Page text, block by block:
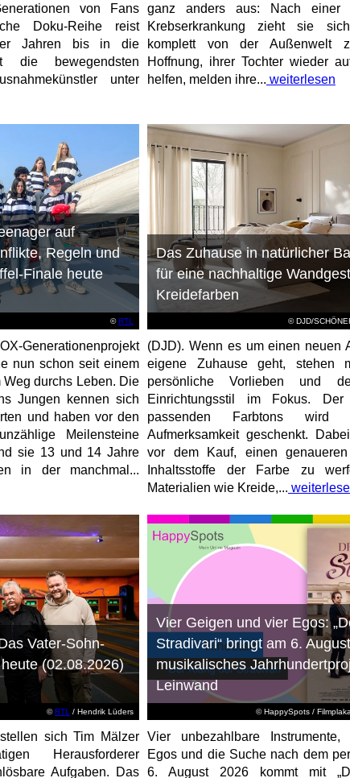
von Fans
Doku-Reihe reist
Jahren bis in die
die bewegendsten
unter
ganz anders aus: Nach einer
Krebserkrankung zieht sie
komplett von der Außenwelt
Hoffnung, ihrer Tochter wieder
helfen, melden ihre... weiterlesen
©RTL
auf
Regeln und
Finale heute
nun schon seit einem
durchs Leben. Die
Jungen kennen sich
und haben vor den
Meilensteine
sie 13 und 14 Jahre
in der manchmal...
© DJD/
Das Zuhause in natürlicher
für eine nachhaltige
Kreidefarben
(DJD). Wenn es um einen neuen
eigene Zuhause geht, stehen
persönliche Vorlieben und
Einrichtungsstil im Fokus.
passenden Farbtons wird
Aufmerksamkeit geschenkt.
vor dem Kauf, einen
Inhaltsstoffe der Farbe zu
Materialien wie Kreide,...
©RTL / Hendrik Lüders
Vater-Sohn-
(02.08.2026)
sich Tim Mälzer
Herausforderer
Aufgaben. Das
© HappySpots /
Vier Geigen und vier Egos:
Stradivari“ bringt am 6.
musikalisches
Leinwand
Vier unbezahlbare
Egos und die Suche nach dem
6. August 2026 kommt mit